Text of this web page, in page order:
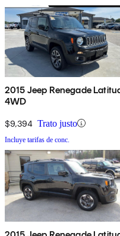
2015 Jeep Renegade
4WD
$9,394 Trato justo
Incluye tarifas de conc.